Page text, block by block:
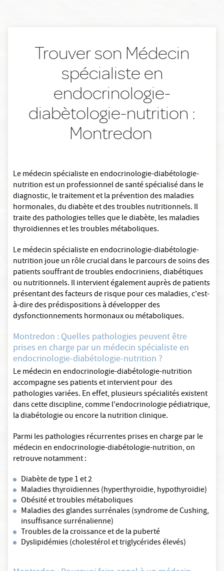
Trouver son Médecin
spécialiste en
endocrinologie-
diabètologie-nutrition :
Montredon
Le médecin spécialiste en endocrinologie-diabétologie-
nutrition est un professionnel de santé spécialisé dans le
diagnostic, le traitement et la prévention des maladies
hormonales, du diabète et des troubles nutritionnels. Il
traite des pathologies telles que le diabète, les maladies
thyroïdiennes et les troubles métaboliques.
Le médecin spécialiste en endocrinologie-diabétologie-
nutrition joue un rôle crucial dans le parcours de soins des
patients souffrant de troubles endocriniens, diabétiques
ou nutritionnels. Il intervient également auprès de patients
présentant des facteurs de risque pour ces maladies, c'est-
à-dire des prédispositions à développer des
dysfonctionnements hormonaux ou métaboliques.
Montredon : Quelles pathologies peuvent être
prises en charge par un médecin spécialiste en
endocrinologie-diabétologie-nutrition ?
Le médecin en endocrinologie-diabétologie-nutrition
accompagne ses patients et intervient pour des
pathologies variées. En effet, plusieurs spécialités existent
dans cette discipline, comme l'endocrinologie pédiatrique,
la diabétologie ou encore la nutrition clinique.
Parmi les pathologies récurrentes prises en charge par le
médecin en endocrinologie-diabétologie-nutrition, on
retrouve notamment :
Diabète de type 1 et 2
Maladies thyroïdiennes (hyperthyroïdie, hypothyroïdie)
Obésité et troubles métaboliques
Maladies des glandes surrénales (syndrome de Cushing,
insuffisance surrénalienne)
Troubles de la croissance et de la puberté
Dyslipidémies (cholestérol et triglycérides élevés)